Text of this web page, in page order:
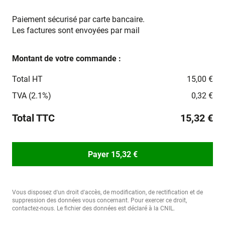
Paiement sécurisé par carte bancaire.
Les factures sont envoyées par mail
Montant de votre commande :
Total HT
15,00 €
TVA (2.1%)
0,32 €
Total TTC 15,32 €
Payer 15,32 €
Vous disposez d'un droit d'accès, de modification, de rectification et de
suppression des données vous concernant. Pour exercer ce droit,
contactez-nous. Le fichier des données est déclaré à la CNIL.